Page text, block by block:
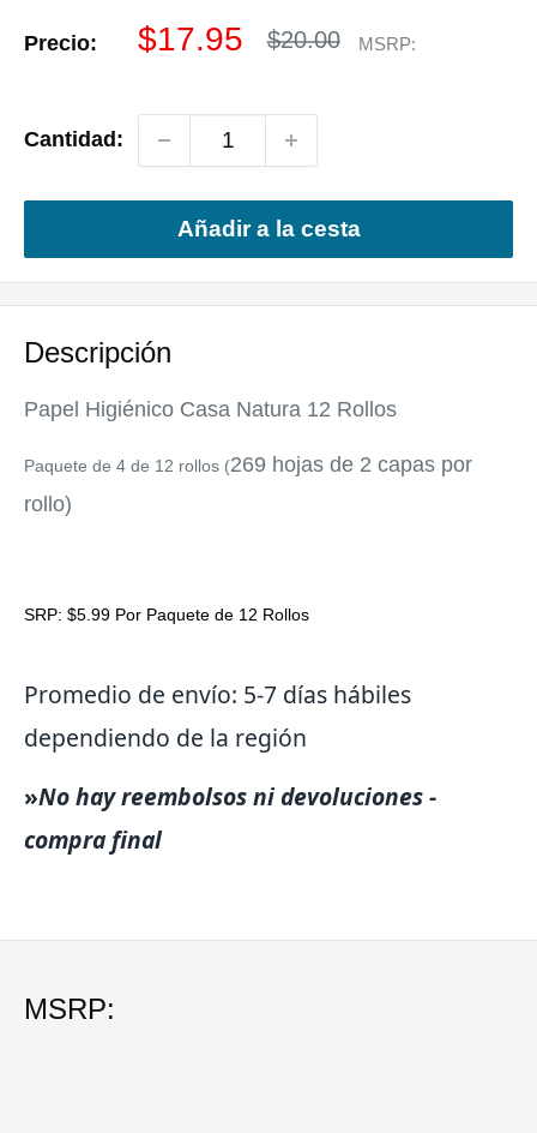
Precio:
Precio
venta
$17.95
Precio
$20.00 MSRP:
Cantidad:
Añadir a la cesta
Descripción
Papel Higiénico Casa Natura 12 Rollos
Paquete de 4 de 12 rollos (269 hojas de 2 capas por
rollo)
SRP: $5.99 Por Paquete de 12 Rollos
Promedio de envío: 5-7 días hábiles
dependiendo de la región
»No hay reembolsos ni devoluciones -
compra final
MSRP: